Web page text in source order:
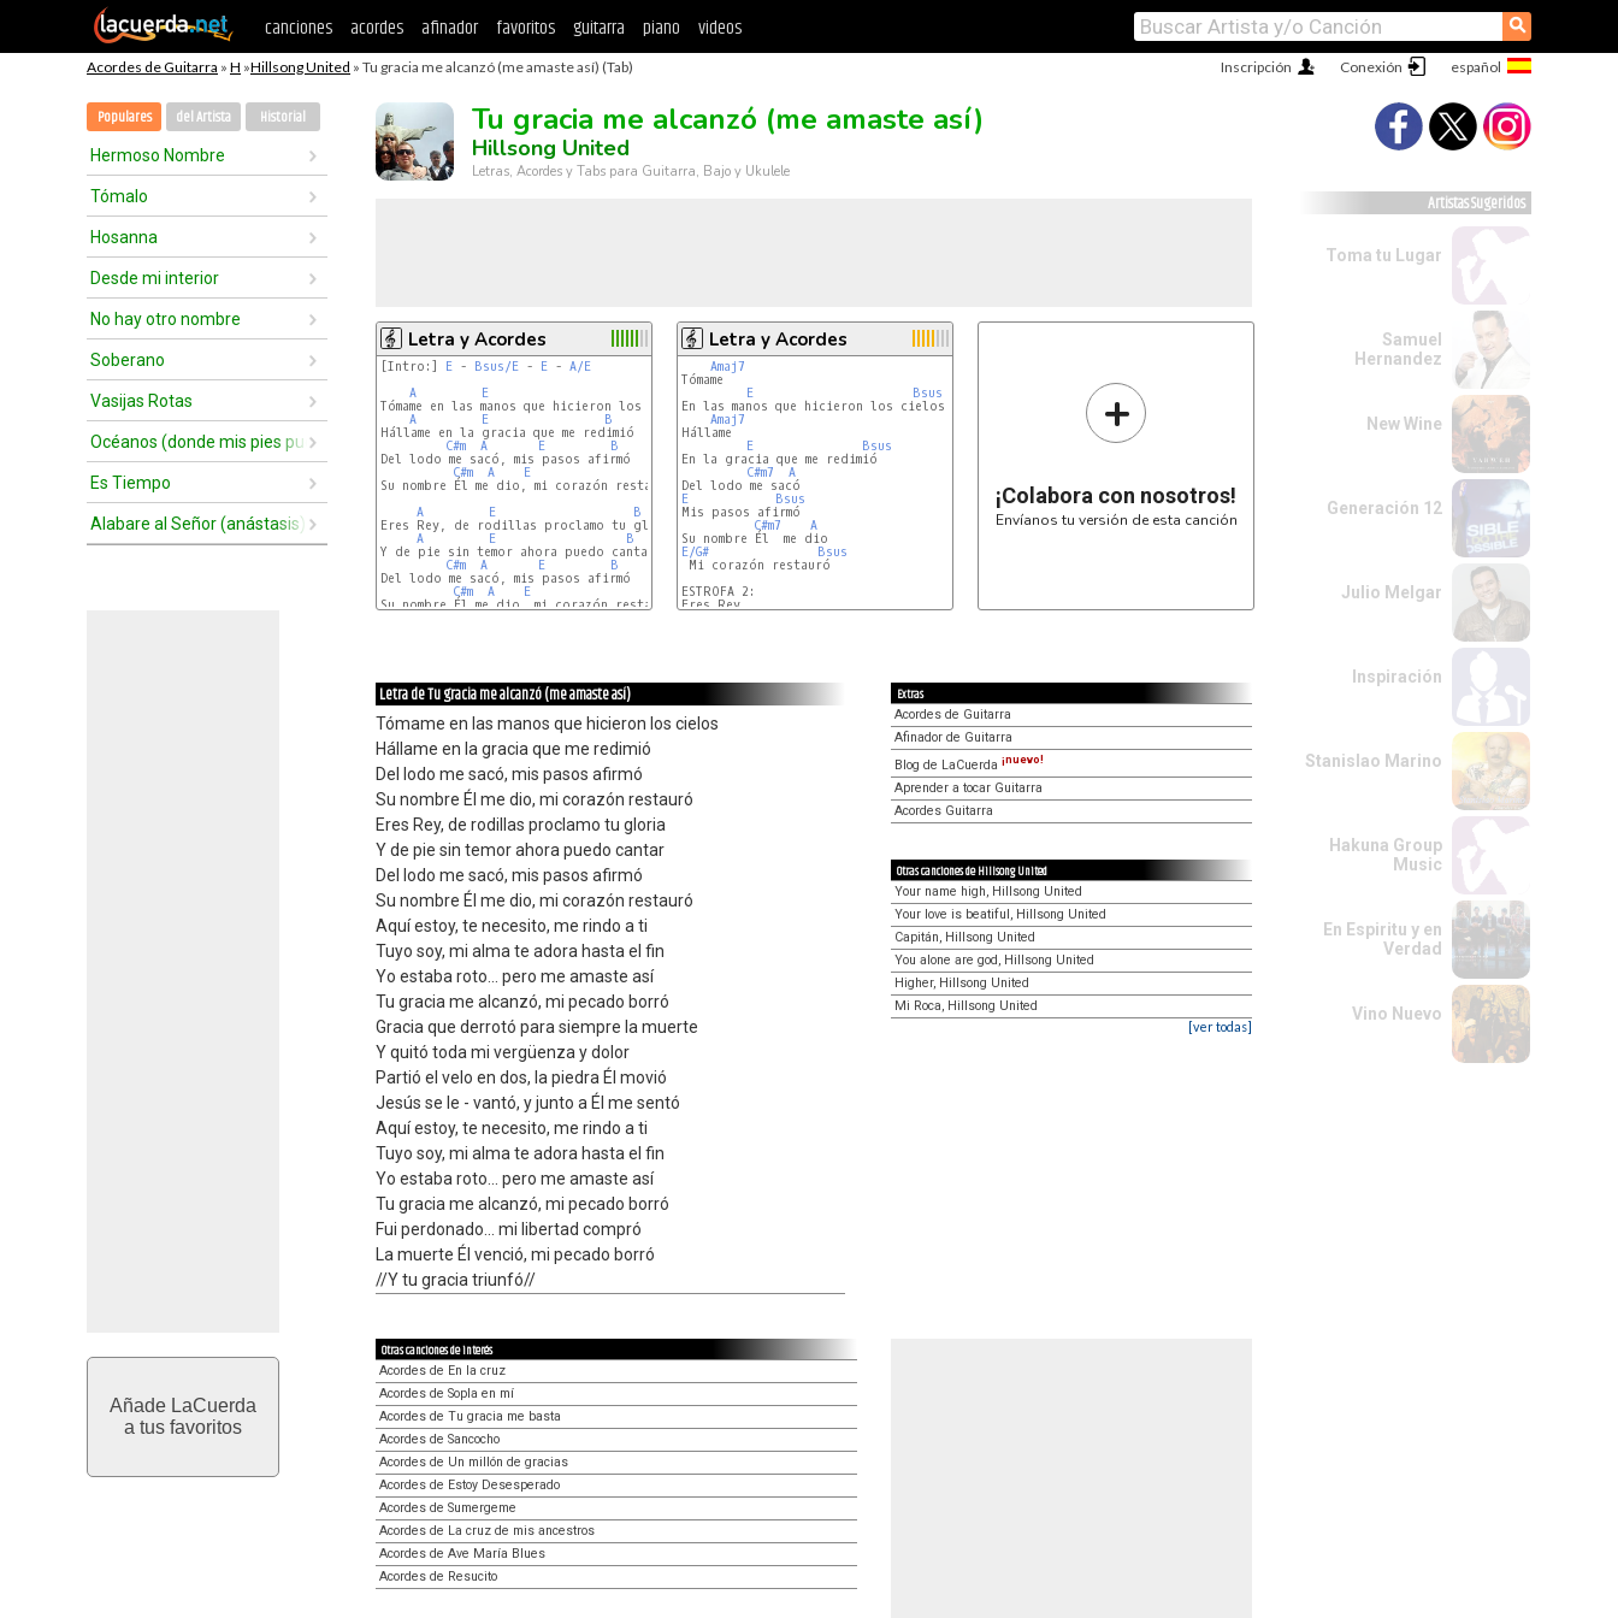
canciones acordes afinador favoritos guitarra piano videos ⚲
Acordes de Guitarra » H »Hillsong United » Tu gracia me alcanzó (me amaste así) (Tab) Conexión
Inscripción
Populares del Artista Historial
Hermoso Nombre
Tómalo
Hosanna
Desde mi interior
No hay otro nombre
Soberano
Vasijas Rotas
Océanos (donde mis pies pueden fallar)
Es Tiempo
Alabare al Señor (anástasis)
Añade LaCuerda
a tus favoritos
Tu gracia me alcanzó (me amaste así)
Hillsong United
Letras, Acordes y Tabs para Guitarra, Bajo y Ukulele
Letra y Acordes
[Intro:] E - Bsus/E - E - A/E
A
E
Tómame en las manos que hicieron los cielos
A
E
B
Hállame en la gracia que me redimió
C#m
A E
B
Del lodo me sacó, mis pasos afirmó
C#m
A E
Su nombre Él me dio, mi corazón restauró
A
E
B
Eres Rey, de rodillas proclamo tu gloria
A
E
B
Y de pie sin temor ahora puedo cantar
C#m
A E
B
Del lodo me sacó, mis pasos afirmó
C#m
A E
Su nombre Él me dio, mi corazón restauró
Letra y Acordes
Amaj7
Tómame
E
Bsus
En las manos que hicieron los cielos
Amaj7
Hállame
E
Bsus
En la gracia que me redimió
C#m7
A
E
Bsus
Mis pasos afirmó
C#m7
A
E/G#
Bsus
Mi corazón restauró
ESTROFA 2:
Eres Rey
+
¡Colabora con nosotros!
Envíanos tu versión de esta canción
Letra de Tu gracia me alcanzó (me amaste así)
Tómame en las manos que hicieron los cielos
Hállame en la gracia que me redimió
Del lodo me sacó, mis pasos afirmó
Su nombre Él me dio, mi corazón restauró
Eres Rey, de rodillas proclamo tu gloria
Y de pie sin temor ahora puedo cantar
Del lodo me sacó, mis pasos afirmó
Su nombre Él me dio, mi corazón restauró
Aquí estoy, te necesito, me rindo a ti
Tuyo soy, mi alma te adora hasta el fin
Yo estaba roto... pero me amaste así
Tu gracia me alcanzó, mi pecado borró
Gracia que derrotó para siempre la muerte
Y quitó toda mi vergüenza y dolor
Partió el velo en dos, la piedra Él movió
Jesús se le - vantó, y junto a Él me sentó
Aquí estoy, te necesito, me rindo a ti
Tuyo soy, mi alma te adora hasta el fin
Yo estaba roto... pero me amaste así
Tu gracia me alcanzó, mi pecado borró
Fui perdonado... mi libertad compró
La muerte Él venció, mi pecado borró
//Y tu gracia triunfó//
Extras
Acordes de Guitarra
Afinador de Guitarra
Blog de LaCuerda ¡nuevo!
Aprender a tocar Guitarra
Acordes Guitarra
Otras canciones de Hillsong United
Your name high, Hillsong United
Your love is beatiful, Hillsong United
Capitán, Hillsong United
You alone are god, Hillsong United
Higher, Hillsong United
Mi Roca, Hillsong United
[ver todas]
Otras canciones de interés
Acordes de En la cruz
Acordes de Sopla en mí
Acordes de Tu gracia me basta
Acordes de Sancocho
Acordes de Un millón de gracias
Acordes de Estoy Desesperado
Acordes de Sumergeme
Acordes de La cruz de mis ancestros
Acordes de Ave María Blues
Acordes de Resucito
Artistas Sugeridos
Toma tu Lugar
Samuel
Hernandez
New Wine
Generación 12
Julio Melgar
Inspiración
Stanislao Marino
Hakuna Group
Music
En Espiritu y en
Verdad
Vino Nuevo